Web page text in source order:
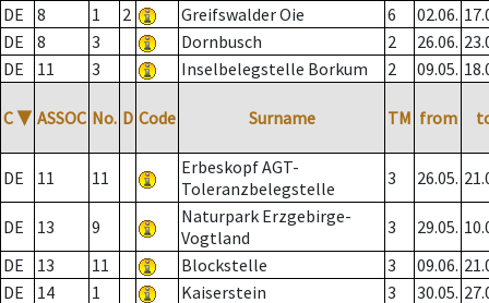
DE
8 1 2 Greifswalder Oie 6 02.06.
DE
8 3 Dornbusch 2 26.06.
DE
11 3 Inselbelegstelle Borkum 2 09.05.
C ▼ ASSOC No. D Code Surname TM from
DE 11 11
Erbeskopf AGT-
Toleranzbelegstelle
3 26.05.
DE 13 9
Naturpark Erzgebirge-
Vogtland
3 29.05.
DE
13 11 Blockstelle 3 09.06.
DE
14 1 Kaiserstein 3 30.05.